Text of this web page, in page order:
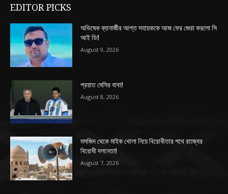
EDITOR PICKS
অভিষেক ব্যানার্জীর আপ্ত সহায়ককে আজ ফের জেরা করলো সি
আই ডি!
August 9, 2026
প্রয়াত মেসির বাবা!
August 8, 2026
মসজিদ থেকে মাইক খোলা নিয়ে বিরোধীতার পথে রাজ্যের
বিরোধী দলনেতা!
August 7, 2026